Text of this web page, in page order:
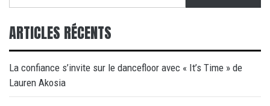
ARTICLES RÉCENTS
La confiance s’invite sur le dancefloor avec « It’s Time » de
Lauren Akosia